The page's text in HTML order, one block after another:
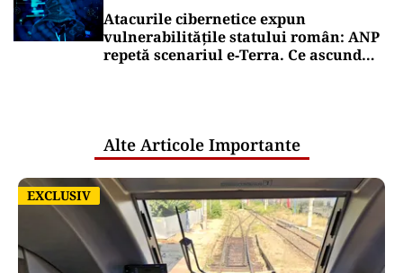
Rabla Auto 2026 pornește luni. Până la
18.500 de lei pentru cumpărarea unei
mașini noi
nu al țărilor
Puterea Financiara
Canicula pune presiune pe economia
Europei și schimbă comportamentul
de consum
Oficiuldestiri.ro